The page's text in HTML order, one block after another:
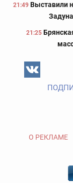
21:49 Выставили
21:25
О РЕКЛАМЕ